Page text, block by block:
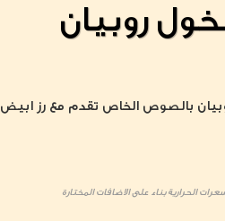
روبيان
بالصوص الخاص تقدم مع رز ابيض
الحرارية بناء على الاضافات المختارة